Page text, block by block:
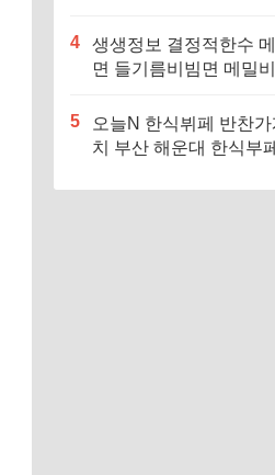
4
생생정보 결정적한수
면 들기름비빔면 메밀
5
오늘N 한식뷔페 반찬
치 부산 해운대 한식부
장인)